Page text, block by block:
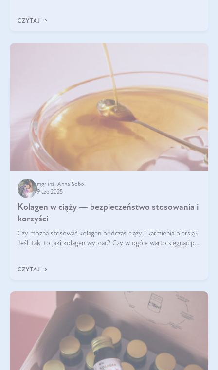
CZYTAJ
mgr inż. Anna Sobol
9 cze 2025
Kolagen w ciąży — bezpieczeństwo stosowania i
korzyści
Czy można stosować kolagen podczas ciąży i karmienia piersią?
Jeśli tak, to jaki kolagen wybrać? Czy w ogóle warto sięgnąć po
CZYTAJ